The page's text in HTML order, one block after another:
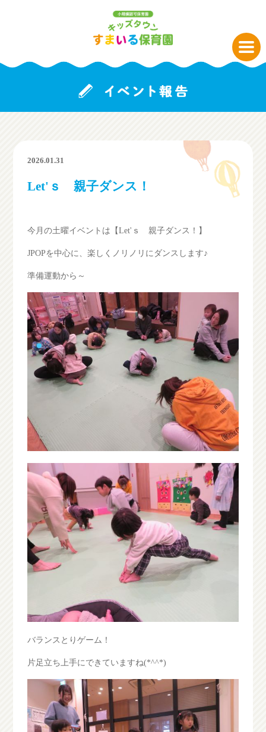
2026.01.31
Let'ｓ 親子ダンス！
今月の土曜イベントは【Let'ｓ 親子ダンス！】
JPOPを中心に、楽しくノリノリにダンスします♪
準備運動から～
バランスとりゲーム！
片足立ち上手にできていますね(*^^*)